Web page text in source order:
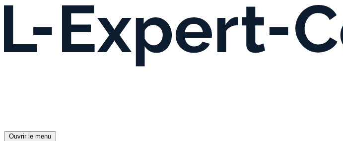
Ouvrir le menu